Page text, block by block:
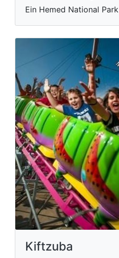
Ein Hemed National Park
Kiftzuba